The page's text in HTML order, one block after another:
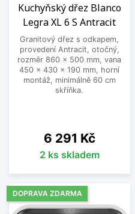
Kuchyňský dřez Blanco
Legra XL 6 S Antracit
Granitový dřez s odkapem,
provedení Antracit, otočný,
rozměr 860 x 500 mm, vana
450 x 430 x 190 mm, horní
montáž, minimálně 60 cm
skříňka.
Cena
6 291 Kč
2 ks skladem
DOPRAVA ZDARMA